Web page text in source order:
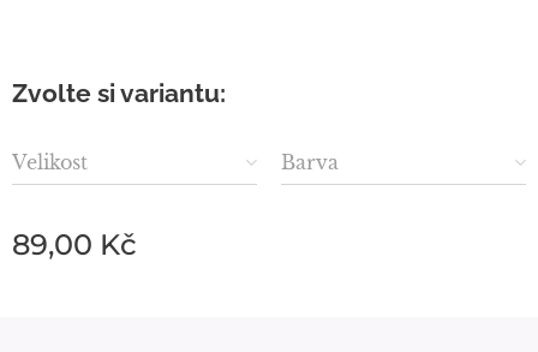
Zvolte si variantu:
Velikost Barva
89,00 Kč